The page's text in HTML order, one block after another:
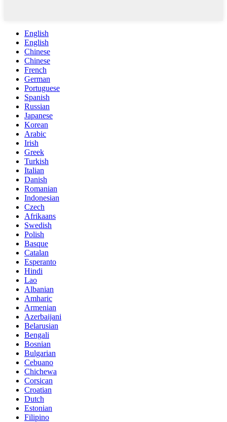
English
English
Chinese
Chinese
French
German
Portuguese
Spanish
Russian
Japanese
Korean
Arabic
Irish
Greek
Turkish
Italian
Danish
Romanian
Indonesian
Czech
Afrikaans
Swedish
Polish
Basque
Catalan
Esperanto
Hindi
Lao
Albanian
Amharic
Armenian
Azerbaijani
Belarusian
Bengali
Bosnian
Bulgarian
Cebuano
Chichewa
Corsican
Croatian
Dutch
Estonian
Filipino